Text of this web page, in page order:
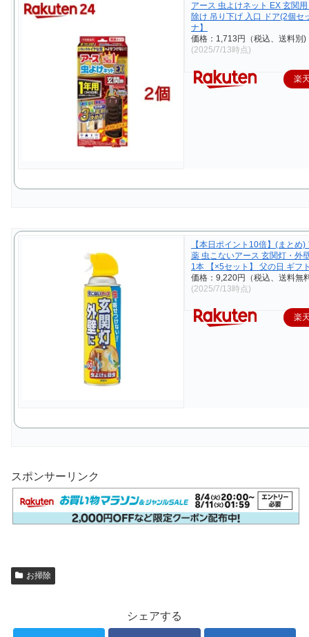
アース 虫よけネット EX 玄関
除け 吊り下げ 入口 ドア(2個セ
ナ】
価格：1,713円（税込、送料別)
(2025/7/13時点)
楽
【本日ポイント10倍】(まとめ)
薬 虫こないアース 玄関灯・外
1本 【×5セット】 父の日 ギフ
価格：9,220円（税込、送料無
(2025/7/13時点)
楽
スポンサーリンク
お掃除
シェアする